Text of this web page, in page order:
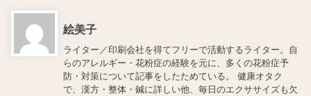
絵美子
ライター／印刷会社を得てフリーで活動するライター。自
らのアレルギー・花粉症の経験を元に、多くの花粉症予
防・対策について記事をしたためている。 健康オタク
で、漢方・整体・鍼に詳しい他、毎日のエクササイズも欠